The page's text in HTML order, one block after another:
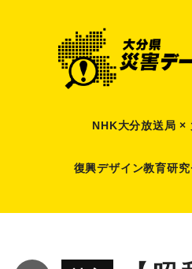
NHK大分放送局 ×
復興デザイン教育研